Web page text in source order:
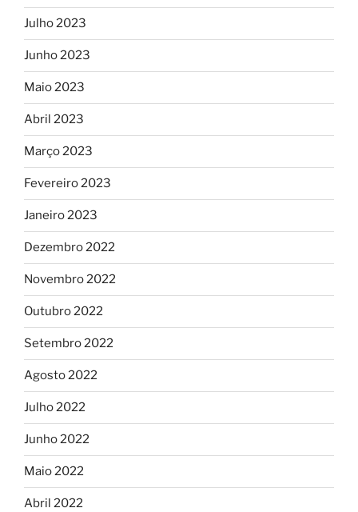
Julho 2023
Junho 2023
Maio 2023
Abril 2023
Março 2023
Fevereiro 2023
Janeiro 2023
Dezembro 2022
Novembro 2022
Outubro 2022
Setembro 2022
Agosto 2022
Julho 2022
Junho 2022
Maio 2022
Abril 2022